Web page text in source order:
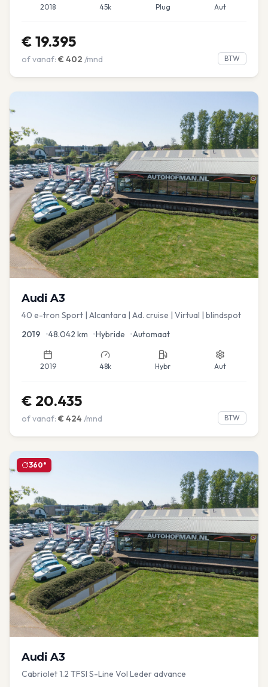
2018 45k Plug Aut
€ 19.395
of vanaf: € 402 /mnd BTW
Audi A3
40 e-tron Sport | Alcantara | Ad. cruise | Virtual | blindspot
2019 •48.042 km •Hybride •Automaat
2019 48k Hybr Aut
€ 20.435
of vanaf: € 424 /mnd BTW
360°
Audi A3
Cabriolet 1.2 TFSI S-Line Vol Leder advance